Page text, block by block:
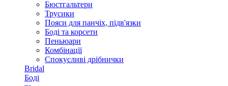
Бюстгальтери
Трусики
Пояси для панчіх, підв'язки
Боді та корсети
Пеньюари
Комбінації
Спокусливі дрібнички
Bridal
Боді